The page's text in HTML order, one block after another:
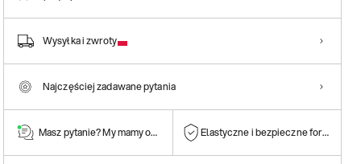
Wysyłka i zwroty
Najczęściej zadawane pytania
Masz pytanie? My mamy odpowiedź! Elastyczne i bezpieczne formy